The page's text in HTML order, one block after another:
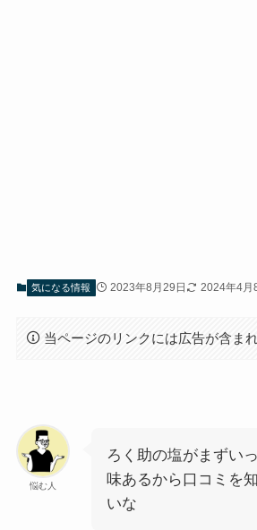
気になる情報 2023年8月29日 2024年4月
当ページのリンクには広告が含ま
悩む人
ろく助の塩がまずい
味あるから口コミを
いな